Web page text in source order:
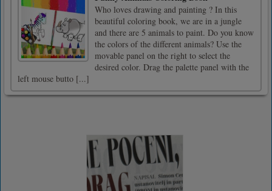
Who loves drawing and painting ? In this
beautiful coloring book, we are in a jungle
and there are 5 animals to paint. Do you know
the colors of the different animals? Use the
movable panel on the right to select the
desired color. Drag the palette panel with the
left mouse butto [...]